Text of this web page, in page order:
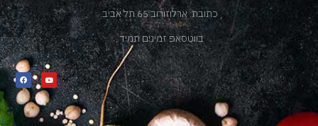
כתובת: ארלוזורוב 65 תל אביב.
בווטסאפ זמינים תמיד.